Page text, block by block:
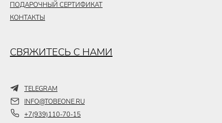
TELEGRAM
INFO@TOBEONE.RU
+7(939)110-70-15
ПОДАРОЧНЫЙ СЕРТИФИКАТ
КОНТАКТЫ
СВЯЖИТЕСЬ С НАМИ